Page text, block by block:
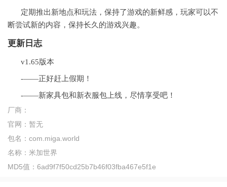
定期推出新地点和玩法，保持了游戏的新鲜感，玩家可以不
断尝试新的内容，保持长久的游戏兴趣。
更新日志
v1.65版本
-——正好赶上假期！
-——新家具包和新衣服包上线，尽情享受吧！
厂商：
官网： 暂无
包名： com.miga.world
名称： 米加世界
MD5值： 6ad9f7f50cd25b7b46f03fba467e5f1e